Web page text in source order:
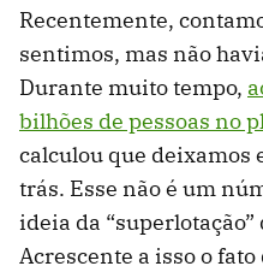
Recentemente,
sentimos, mas não
Durante muito tempo,
bilhões de pessoas no
calculou que deixamos
trás. Esse não é um
ideia da
Acrescente a isso o